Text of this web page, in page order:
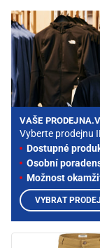
VAŠE
Vyberte prodejnu
Dostupné
Osobní
Možnost